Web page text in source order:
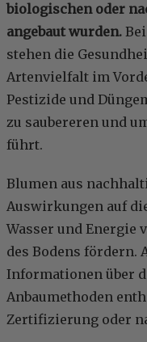
biologischen oder
angebaut wurden.
stehen die
Artenvielfalt im
Pestizide und
zu saubereren und
führt.
Blumen aus
Auswirkungen auf
Wasser und Energie
des Bodens fördern.
Informationen über
Anbaumethoden
Zertifizierung oder